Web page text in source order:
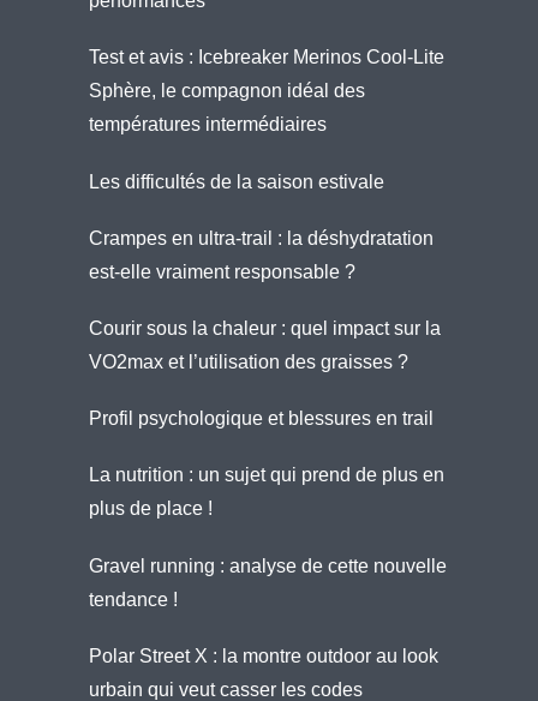
Test et avis : Icebreaker Merinos Cool-Lite
Sphère, le compagnon idéal des
températures intermédiaires
Les difficultés de la saison estivale
Crampes en ultra-trail : la déshydratation
est-elle vraiment responsable ?
Courir sous la chaleur : quel impact sur la
VO2max et l’utilisation des graisses ?
Profil psychologique et blessures en trail
La nutrition : un sujet qui prend de plus en
plus de place !
Gravel running : analyse de cette nouvelle
tendance !
Polar Street X : la montre outdoor au look
urbain qui veut casser les codes